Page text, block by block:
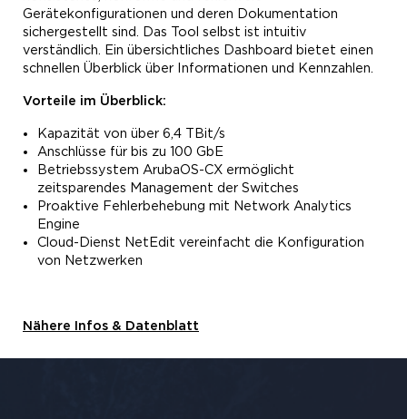
Gerätekonfigurationen und deren Dokumentation
sichergestellt sind. Das Tool selbst ist intuitiv
verständlich. Ein übersichtliches Dashboard bietet einen
schnellen Überblick über Informationen und Kennzahlen.
Vorteile im Überblick:
Kapazität von über 6,4 TBit/s
Anschlüsse für bis zu 100 GbE
Betriebssystem ArubaOS-CX ermöglicht
zeitsparendes Management der Switches
Proaktive Fehlerbehebung mit Network Analytics
Engine
Cloud-Dienst NetEdit vereinfacht die Konfiguration
von Netzwerken
Nähere Infos & Datenblatt